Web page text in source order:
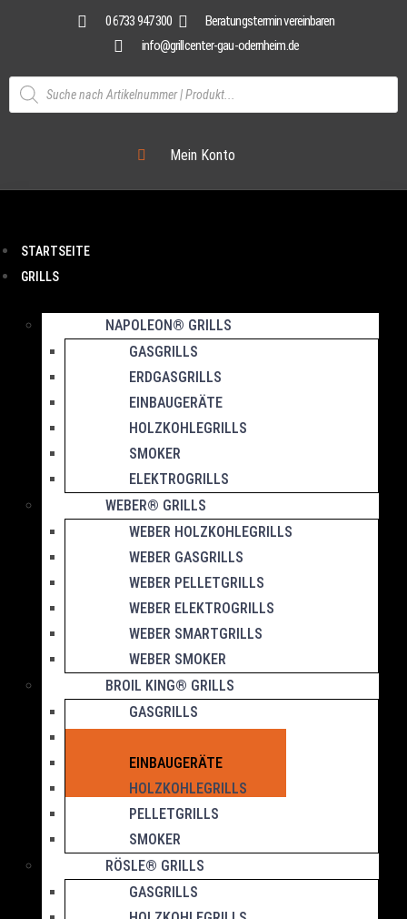
0 6733 947 300
Beratungstermin vereinbaren
info@grillcenter-gau-odernheim.de
Mein Konto
STARTSEITE
GRILLS
NAPOLEON® GRILLS
GASGRILLS
ERDGASGRILLS
EINBAUGERÄTE
HOLZKOHLEGRILLS
SMOKER
ELEKTROGRILLS
WEBER® GRILLS
WEBER HOLZKOHLEGRILLS
WEBER GASGRILLS
WEBER PELLETGRILLS
WEBER ELEKTROGRILLS
WEBER SMARTGRILLS
WEBER SMOKER
BROIL KING® GRILLS
GASGRILLS
EINBAUGERÄTE
HOLZKOHLEGRILLS
PELLETGRILLS
SMOKER
RÖSLE® GRILLS
GASGRILLS